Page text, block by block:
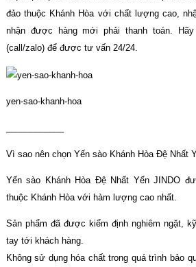
đảo thuộc Khánh Hòa với chất lượng cao,
nhận được hàng mới phải thanh toán.
(call/zalo) để được tư vấn 24/24.
yen-sao-khanh-hoa
Vì sao nên chọn Yến sào Khánh Hòa Đệ Nhất
Yến sào Khánh Hòa Đệ Nhất Yến JINDO
thuộc Khánh Hòa với hàm lượng cao nhất.
Sản phẩm đã được kiểm định nghiêm ngặt,
tay tới khách hàng.
Không sử dụng hóa chất trong quá trình bảo